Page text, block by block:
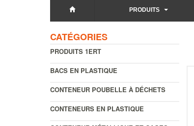
PRODUITS
CATÉGORIES
PRODUITS 1ERT
BACS EN PLASTIQUE
CONTENEUR POUBELLE À DÉCHETS
CONTENEURS EN PLASTIQUE